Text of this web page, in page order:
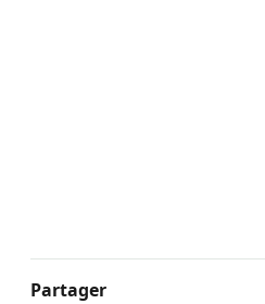
Partager